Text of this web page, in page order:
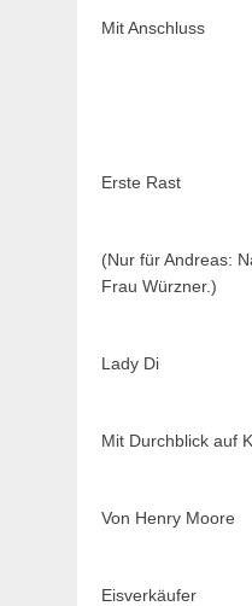
Mit Anschluss
Erste Rast
(Nur für Andreas:
Frau Würzner.)
Lady Di
Mit Durchblick auf
Von Henry Moore
Eisverkäufer